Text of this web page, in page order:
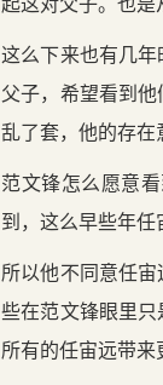
这么下来也有几
父子，希望看到
乱了套，他的存在
范文锋怎么愿意
到，这么早些年任
所以他不同意任
些在范文锋眼里
所有的任宙远带来